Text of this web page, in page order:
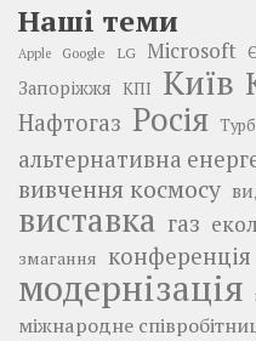
Наші теми
Apple Google LG Microsoft
Запоріжжя КПІ Київ
Нафтогаз Росія
альтернативна
вивчення космосу
виставка газ
змагання конференція
модернізація
міжнародне